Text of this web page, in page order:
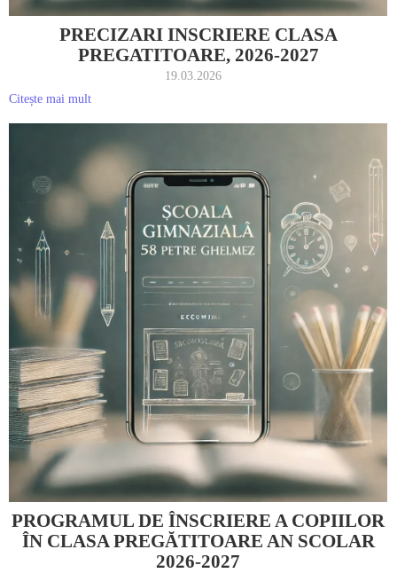
PRECIZARI INSCRIERE CLASA
PREGATITOARE, 2026-2027
19.03.2026
Citește mai mult
PROGRAMUL DE ÎNSCRIERE A COPIILOR
ÎN CLASA PREGĂTITOARE AN SCOLAR
2026-2027